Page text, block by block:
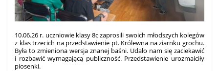
10.06.26 r. uczniowie klasy 8c zaprosili swoich młodszych kolegów
z klas trzecich na przedstawienie pt. Królewna na ziarnku grochu.
Była to zmieniona wersja znanej baśni. Udało nam się zaciekawić
i rozbawić wymagającą publiczność. Przedstawienie urozmaiciły
piosenki.